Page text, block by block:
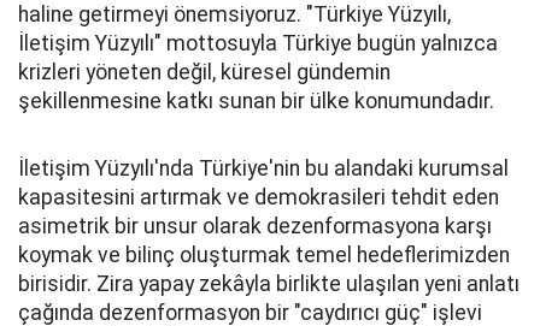
haline getirmeyi önemsiyoruz. "Türkiye Yüzyılı,
İletişim Yüzyılı" mottosuyla Türkiye bugün yalnızca
krizleri yöneten değil, küresel gündemin
şekillenmesine katkı sunan bir ülke konumundadır.
İletişim Yüzyılı'nda Türkiye'nin bu alandaki kurumsal
kapasitesini artırmak ve demokrasileri tehdit eden
asimetrik bir unsur olarak dezenformasyona karşı
koymak ve bilinç oluşturmak temel hedeflerimizden
birisidir. Zira yapay zekâyla birlikte ulaşılan yeni anlatı
çağında dezenformasyon bir "caydırıcı güç" işlevi